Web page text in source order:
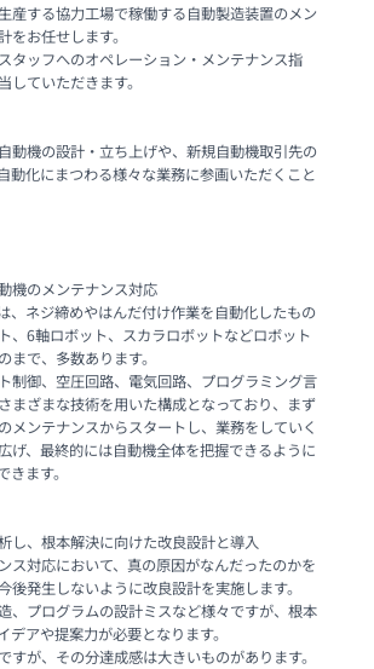
産する協力工場で稼働する自動製造装置のメン
をお任せします。
タッフへのオペレーション・メンテナンス指
していただきます。
動機の設計・立ち上げや、新規自動機取引先の
動化にまつわる様々な業務に参画いただくこと
機のメンテナンス対応
、ネジ締めやはんだ付け作業を自動化したもの
、6軸ロボット、スカラロボットなどロボット
まで、多数あります。
制御、空圧回路、電気回路、プログラミング言
まざまな技術を用いた構成となっており、まず
メンテナンスからスタートし、業務をしていく
げ、最終的には自動機全体を把握できるように
きます。
し、根本解決に向けた改良設計と導入
ス対応において、真の原因がなんだったのかを
後発生しないように改良設計を実施します。
、プログラムの設計ミスなど様々ですが、根本
デアや提案力が必要となります。
すが、その分達成感は大きいものがあります。